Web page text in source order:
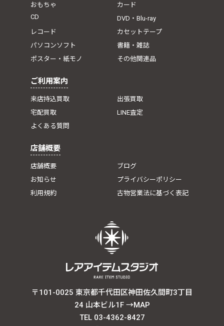
おもちゃ
カード
CD
DVD・Blu-ray
レコード
カセットテープ
パソコンソフト
書籍・雑誌
ポスター・紙モノ
その他関連品
ご利用案内
来店持込買取
出張買取
宅配買取
LINE査定
よくある質問
店舗概要
店舗概要
ブログ
お知らせ
プライバシーポリシー
利用規約
古物営業法に基づく表記
〒101-0025 東京都千代田区神田佐久間町3丁目
24 山本ビル1F →MAP
TEL 03-4362-8427